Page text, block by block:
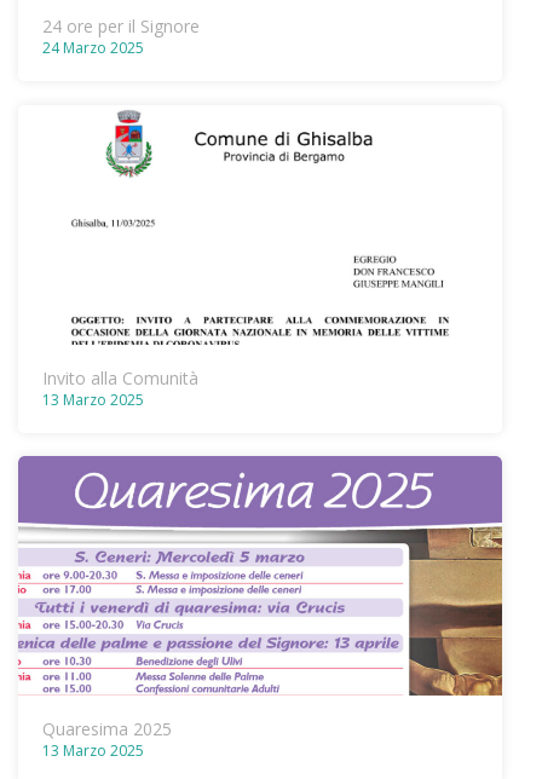
24 ore per il Signore
24 Marzo 2025
Invito alla Comunità
13 Marzo 2025
Quaresima 2025
13 Marzo 2025